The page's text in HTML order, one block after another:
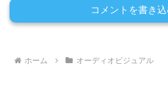
コメントを書き
ホーム オーディオビジュアル